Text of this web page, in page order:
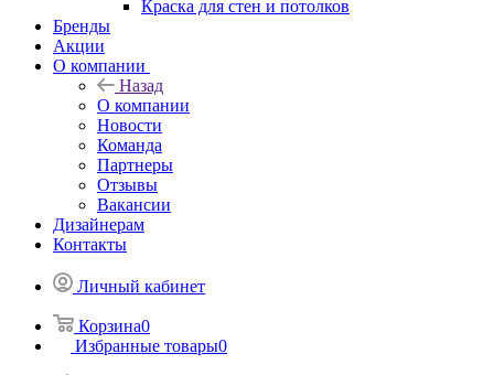
Краска для стен и потолков
Бренды
Акции
О компании
Назад
О компании
Новости
Команда
Партнеры
Отзывы
Вакансии
Дизайнерам
Контакты
Личный кабинет
Корзина0
Избранные товары0